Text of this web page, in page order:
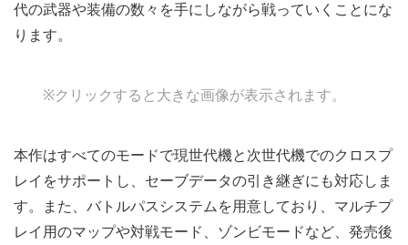
代の武器や装備の数々を手にしながら戦っていくことにな
ります。
※クリックすると大きな画像が表示されます。
本作はすべてのモードで現世代機と次世代機でのクロスプ
レイをサポートし、セーブデータの引き継ぎにも対応しま
す。また、バトルパスシステムを用意しており、マルチプ
レイ用のマップや対戦モード、ゾンビモードなど、発売後